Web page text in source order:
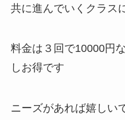
共に進んでいくクラス
料金は３回で10000円
しお得です
ニーズがあれば嬉しい